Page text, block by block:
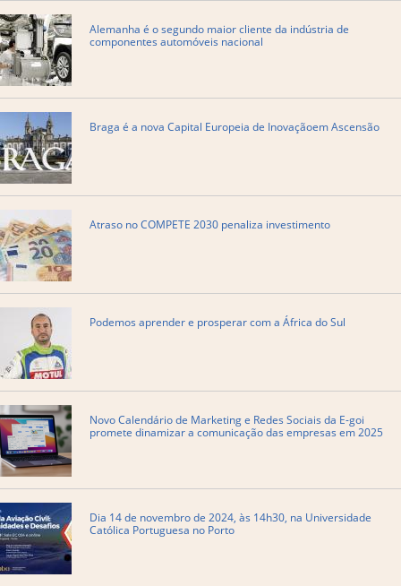
Alemanha é o segundo maior cliente da indústria de
componentes automóveis nacional
Braga é a nova Capital Europeia de Inovaçãoem Ascensão
Atraso no COMPETE 2030 penaliza investimento
Podemos aprender e prosperar com a África do Sul
​Novo Calendário de Marketing e Redes Sociais da E-goi
promete dinamizar a comunicação das empresas em 2025
Dia 14 de novembro de 2024, às 14h30, na Universidade
Católica Portuguesa no Porto